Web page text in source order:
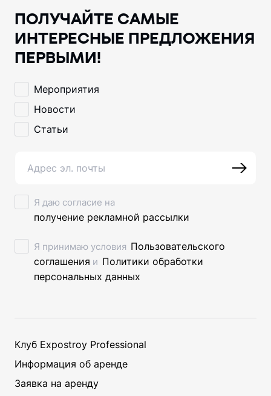
ПОЛУЧАЙТЕ САМЫЕ
ИНТЕРЕСНЫЕ ПРЕДЛОЖЕНИЯ
ПЕРВЫМИ!
Мероприятия
Новости
Статьи
Я даю согласие на
получение рекламной рассылки
Я принимаю условия Пользовательского
соглашения и Политики обработки
персональных данных
ЗАКРЫТЬ
Клуб Expostroy Professional
Информация об аренде
Заявка на аренду